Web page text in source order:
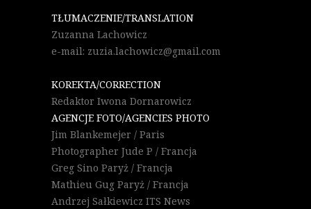
TŁUMACZENIE/TRANSLATION
Zuzanna Lachowicz
e-mail: zuzia.lachowicz@gmail.com
KOREKTA/CORRECTION
Redaktor Iwona Dornarowicz
AGENCJE FOTO/AGENCIES PHOTO
Jim Blankemejer / Paris
Photographer Jude P / Francja
Greg Sino Paryż / Francja
Mathieu Gug Paryż / Francja
Andrzej Sałkiewicz ITS News